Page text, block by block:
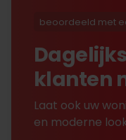
is alles toch
beoordeeld met
klanten
Laat ook uw
en moderne